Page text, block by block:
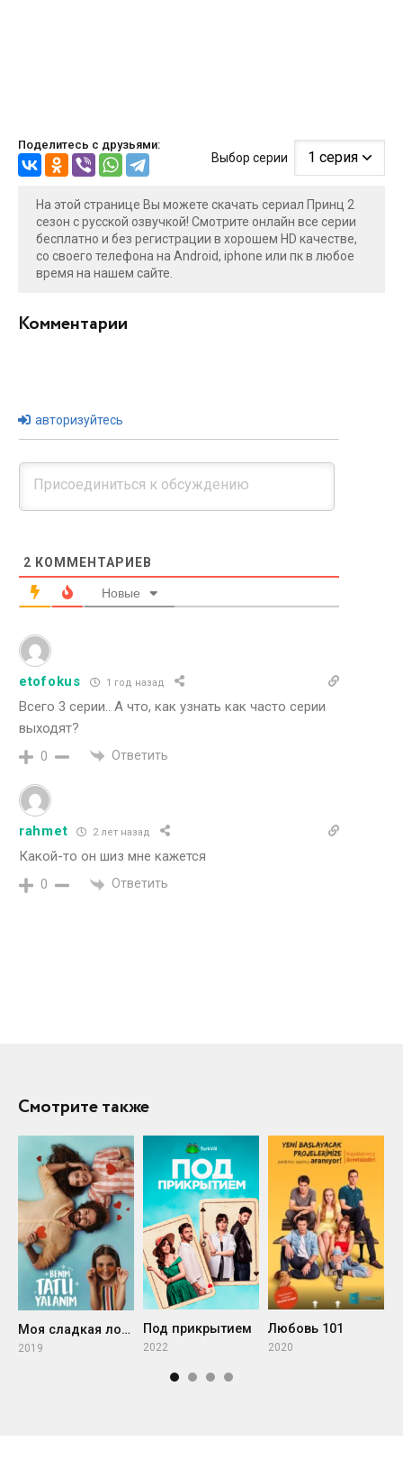
Поделитесь с друзьями:
Выбор серии
На этой странице Вы можете скачать сериал Принц 2
сезон с русской озвучкой! Смотрите онлайн все серии
бесплатно и без регистрации в хорошем HD качестве,
со своего телефона на Android, iphone или пк в любое
время на нашем сайте.
Комментарии
авторизуйтесь
2 КОММЕНТАРИЕВ
Новые
etofokus 1 год назад
Всего 3 серии.. А что, как узнать как часто серии
выходят?
0 Ответить
rahmet 2 лет назад
Какой-то он шиз мне кажется
0 Ответить
Смотрите также
Моя сладкая ложь
2019
Под прикрытием
2022
Любовь 101
2020